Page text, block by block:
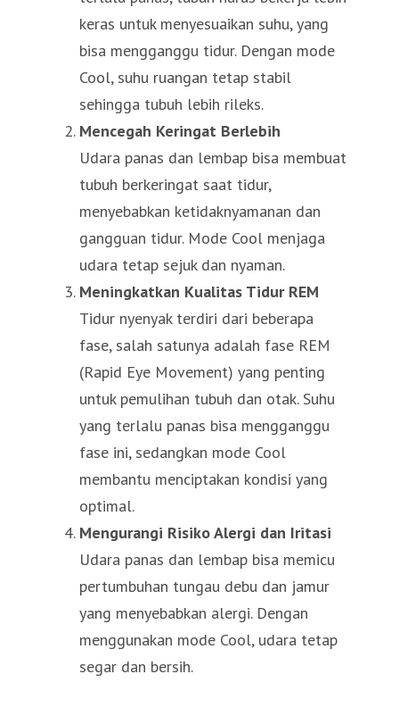
keras untuk menyesuaikan suhu, yang
bisa mengganggu tidur. Dengan mode
Cool, suhu ruangan tetap stabil
sehingga tubuh lebih rileks.
Mencegah Keringat Berlebih
Udara panas dan lembap bisa membuat
tubuh berkeringat saat tidur,
menyebabkan ketidaknyamanan dan
gangguan tidur. Mode Cool menjaga
udara tetap sejuk dan nyaman.
Meningkatkan Kualitas Tidur REM
Tidur nyenyak terdiri dari beberapa
fase, salah satunya adalah fase REM
(Rapid Eye Movement) yang penting
untuk pemulihan tubuh dan otak. Suhu
yang terlalu panas bisa mengganggu
fase ini, sedangkan mode Cool
membantu menciptakan kondisi yang
optimal.
Mengurangi Risiko Alergi dan Iritasi
Udara panas dan lembap bisa memicu
pertumbuhan tungau debu dan jamur
yang menyebabkan alergi. Dengan
menggunakan mode Cool, udara tetap
segar dan bersih.